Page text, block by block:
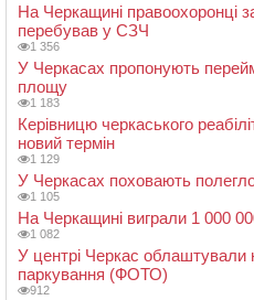
На Черкащині правоохоронці
перебував у СЗЧ
1 356
У Черкасах пропонують
площу
1 183
Керівницю черкаського
новий термін
1 129
У Черкасах поховають
1 105
На Черкащині виграли 1 000
1 082
У центрі Черкас облаштували
паркування (ФОТО)
912